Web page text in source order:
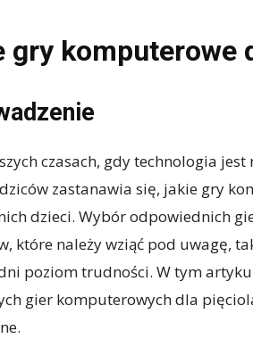
gry komputerowe
czasach, gdy technologia jest
zastanawia się, jakie gry
dzieci. Wybór odpowiednich
które należy wziąć pod uwagę,
poziom trudności. W tym
gier komputerowych dla